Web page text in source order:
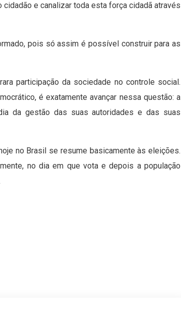
e canalizar toda esta força cidadã através
pois só assim é possível construir para as
participação da sociedade no controle social.
é exatamente avançar nessa questão: a
da gestão das suas autoridades e das suas
no Brasil se resume basicamente às eleições.
no dia em que vota e depois a população